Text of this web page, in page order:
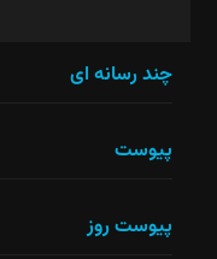
نباید
چند رسانه ای
پیوست
پیوست روز